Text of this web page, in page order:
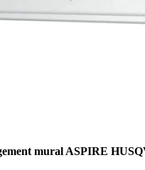
mural ASPIRE